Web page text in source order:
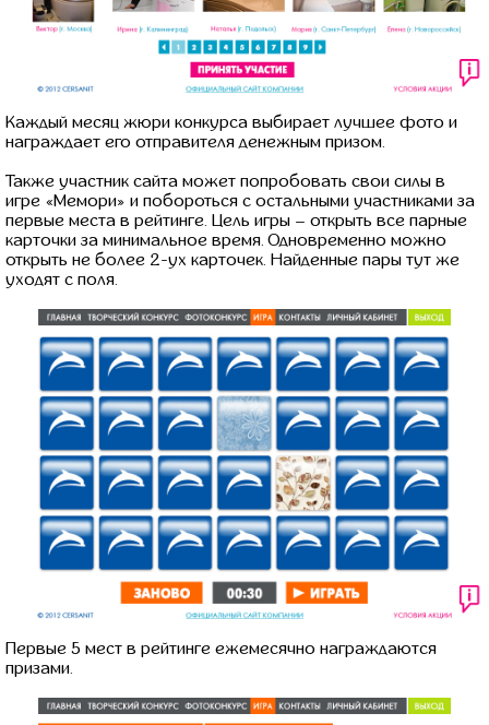
Каждый месяц жюри конкурса выбирает лучшее фото и
награждает его отправителя денежным призом.
Также участник сайта может попробовать свои силы в
игре «Мемори» и побороться с остальными участниками за
первые места в рейтинге. Цель игры – открыть все парные
карточки за минимальное время. Одновременно можно
открыть не более 2-ух карточек. Найденные пары тут же
уходят с поля.
Первые 5 мест в рейтинге ежемесячно награждаются
призами.